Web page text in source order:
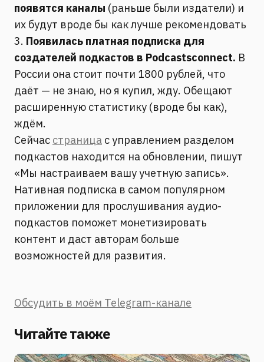
появятся каналы (раньше были издатели) и
их будут вроде бы как лучше рекомендовать
3. Появилась платная подписка для
создателей подкастов в Podcastsconnect. В
России она стоит почти 1800 рублей, что
даёт — не знаю, но я купил, жду. Обещают
расширенную статистику (вроде бы как),
ждём.
Сейчас страница с управлением разделом
подкастов находится на обновлении, пишут
«Мы настраиваем вашу учетную запись».
Нативная подписка в самом популярном
приложении для прослушивания аудио-
подкастов поможет монетизировать
контент и даст авторам больше
возможностей для развития.
Обсудить в моём Telegram-канале
Читайте также